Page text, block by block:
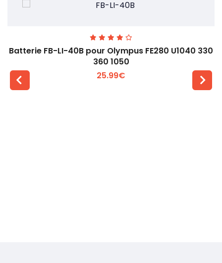
Batterie FB-LI-40B pour Olympus FE280 U1040 330
360 1050
25.99€